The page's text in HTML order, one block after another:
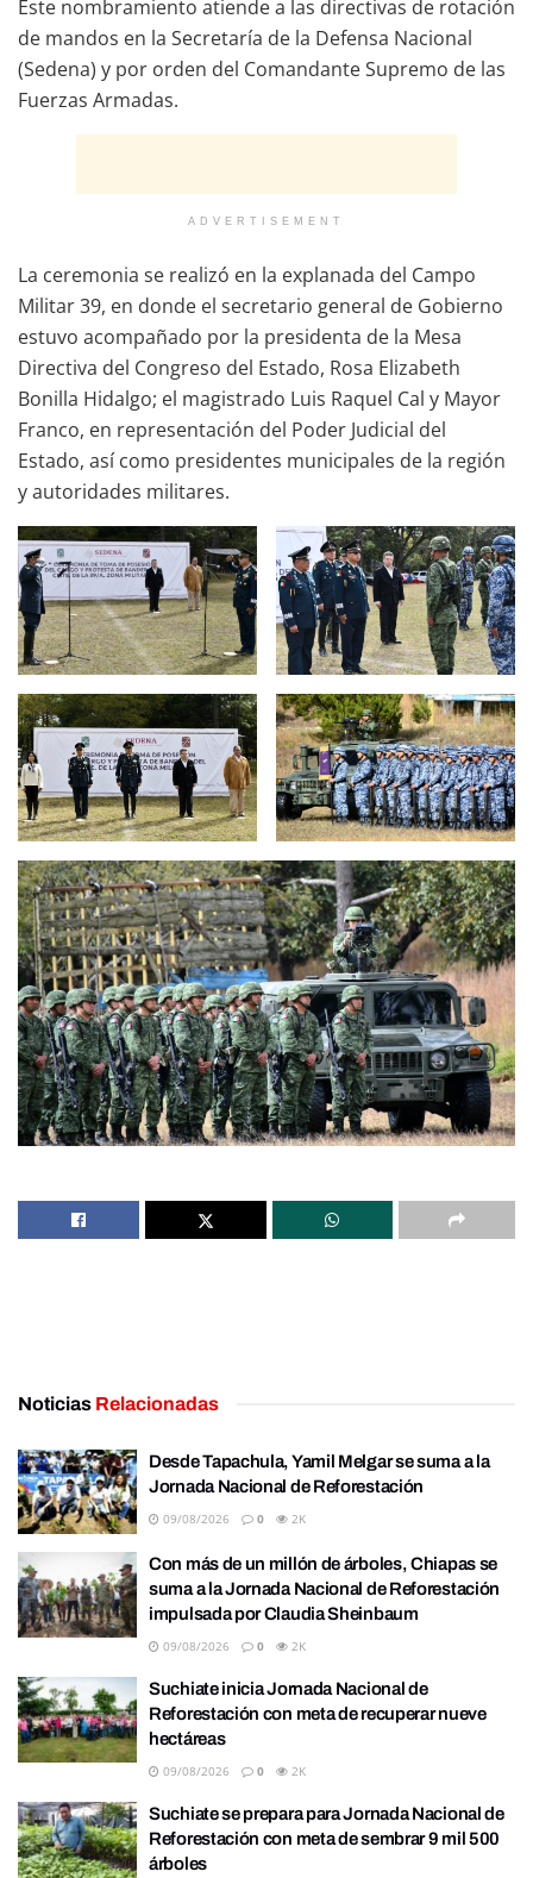
Este nombramiento atiende a las directivas de rotación
de mandos en la Secretaría de la Defensa Nacional
(Sedena) y por orden del Comandante Supremo de las
Fuerzas Armadas.
ADVERTISEMENT
La ceremonia se realizó en la explanada del Campo
Militar 39, en donde el secretario general de Gobierno
estuvo acompañado por la presidenta de la Mesa
Directiva del Congreso del Estado, Rosa Elizabeth
Bonilla Hidalgo; el magistrado Luis Raquel Cal y Mayor
Franco, en representación del Poder Judicial del
Estado, así como presidentes municipales de la región
y autoridades militares.
Noticias Relacionadas
Desde Tapachula, Yamil Melgar se suma a la
Jornada Nacional de Reforestación
09/08/2026 0 2K
Con más de un millón de árboles, Chiapas se
suma a la Jornada Nacional de Reforestación
impulsada por Claudia Sheinbaum
09/08/2026 0 2K
Suchiate inicia Jornada Nacional de
Reforestación con meta de recuperar nueve
hectáreas
09/08/2026 0 2K
Suchiate se prepara para Jornada Nacional de
Reforestación con meta de sembrar 9 mil 500
árboles